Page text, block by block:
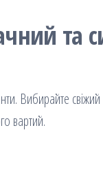
та
Вибирайте
вартий.